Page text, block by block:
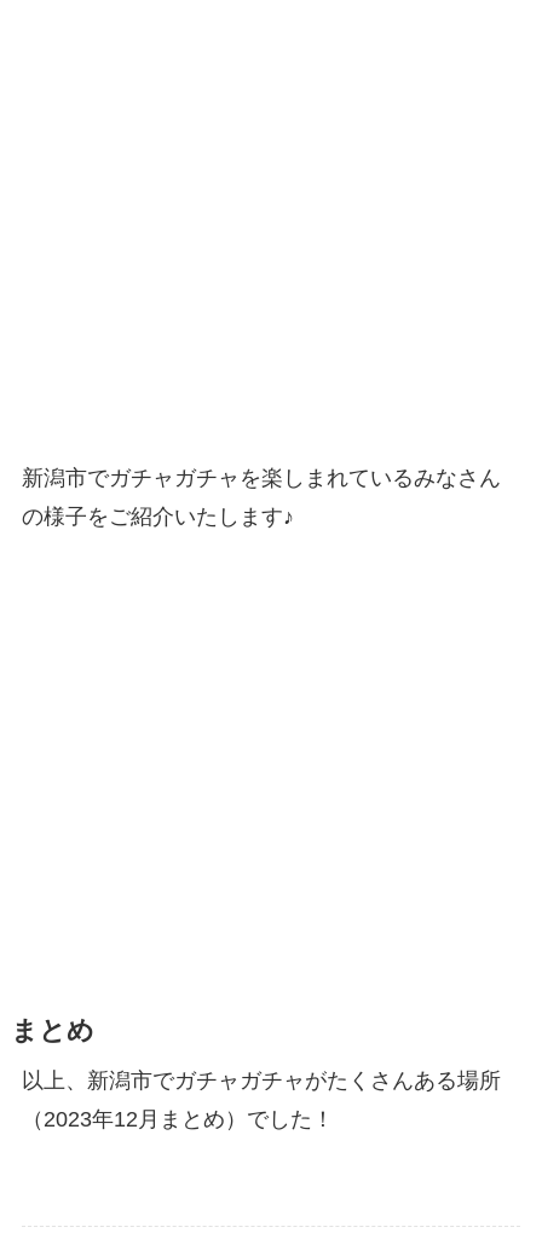
新潟市でガチャガチャを楽しまれているみなさん
の様子をご紹介いたします♪
まとめ
以上、新潟市でガチャガチャがたくさんある場所
（2023年12月まとめ）でした！